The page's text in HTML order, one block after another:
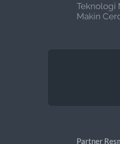
Teknologi
Makin
Partner